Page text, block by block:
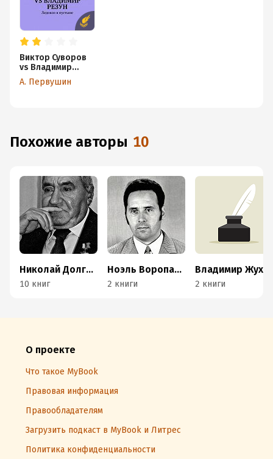
Виктор Суворов
vs Владимир
Резун. Ледокол в
пустыне
А. Первушин
Похожие авторы 10
Николай Долгополов
10 книг
Ноэль Воропаев
2 книги 2 книги
О проекте
Что такое MyBook
Правовая информация
Правообладателям
Загрузить подкаст в MyBook и Литрес
Политика конфиденциальности